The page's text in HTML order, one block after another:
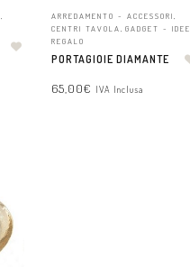
,
ARREDAMENTO - ACCESSORI,
CENTRI TAVOLA,GADGET - IDEE
REGALO
PORTAGIOIE DIAMANTE
65,00€ IVA Inclusa